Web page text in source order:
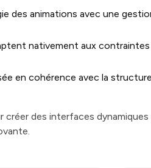
des animations avec une
nativement aux
en cohérence avec la structure
des interfaces dynamiques